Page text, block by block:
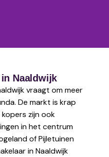
Naaldwijk
vraagt om meer
De markt is krap
zijn ook
in het centrum
of Pijletuinen
in Naaldwijk